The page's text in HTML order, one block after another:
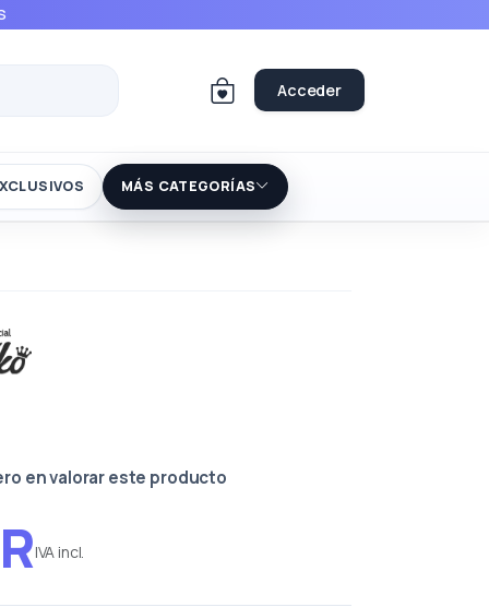
Acceder
MÁS CATEGORÍAS
en valorar este producto
IVA incl.